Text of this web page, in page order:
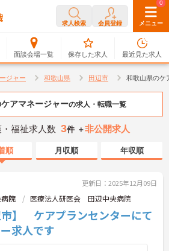
求人検索 会員登録 メニュー
面談会場一覧
0
保存した求人
0
最近見た求人
ジャー 和歌山県 田辺市 和歌山県のケ
アマネージャーの求人・転職一覧
福祉求人数 3件 ＋非公開求人
順 月収順 年収順
更新日：2025年12月09日
院 医療法人研医会 田辺中央病院
市】 ケアプランセンターにて
求人です